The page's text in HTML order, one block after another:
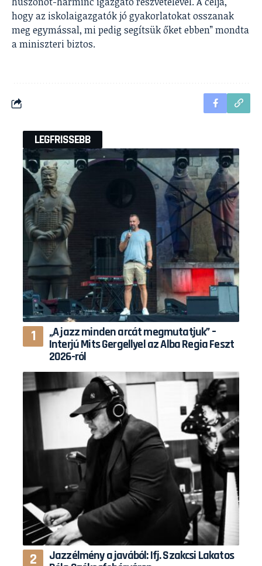
hogy az iskolaigazgatók jó gyakorlatokat osszanak
meg egymással, mi pedig segítsük őket ebben” mondta
a miniszteri biztos.
LEGFRISSEBB
„A jazz minden arcát megmutatjuk” –
Interjú Mits Gergellyel az Alba Regia Feszt
2026-ról
Jazzélmény a javából: Ifj. Szakcsi Lakatos